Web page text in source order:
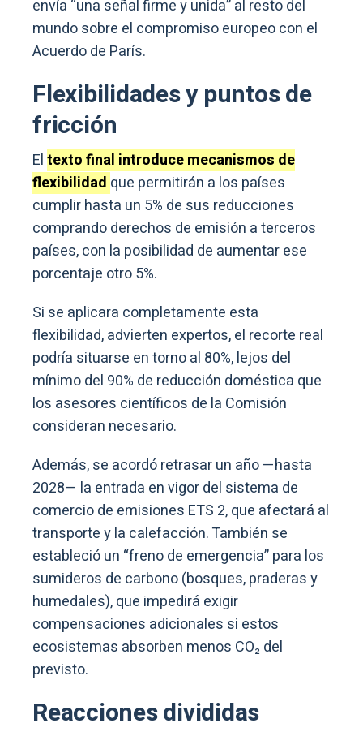
envía “una señal firme y unida” al resto del
mundo sobre el compromiso europeo con el
Acuerdo de París.
Flexibilidades y puntos de
fricción
Eltexto final introduce mecanismos de
flexibilidad que permitirán a los países
cumplir hasta un 5% de sus reducciones
comprando derechos de emisión a terceros
países, con la posibilidad de aumentar ese
porcentaje otro 5%.
Si se aplicara completamente esta
flexibilidad, advierten expertos, el recorte real
podría situarse en torno al 80%, lejos del
mínimo del 90% de reducción doméstica que
los asesores científicos de la Comisión
consideran necesario.
Además, se acordó retrasar un año —hasta
2028— la entrada en vigor del sistema de
comercio de emisiones ETS 2, que afectará al
transporte y la calefacción. También se
estableció un “freno de emergencia” para los
sumideros de carbono (bosques, praderas y
humedales), que impedirá exigir
compensaciones adicionales si estos
ecosistemas absorben menos CO₂ del
previsto.
Reacciones divididas